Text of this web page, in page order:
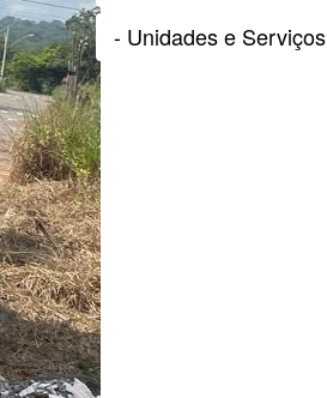
- Unidades e Serviços